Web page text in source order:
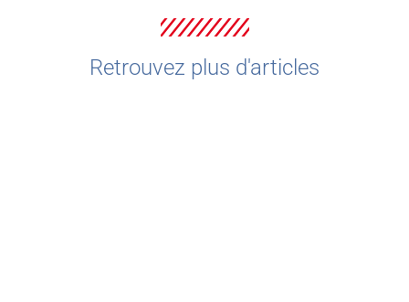
Retrouvez plus d'articles